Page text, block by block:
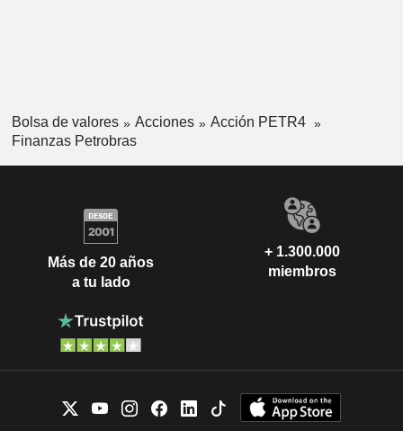
Bolsa de valores Acciones
Acción PETR4
Finanzas Petrobras
Más de 20 años
a tu lado
+ 1.300.000
miembros